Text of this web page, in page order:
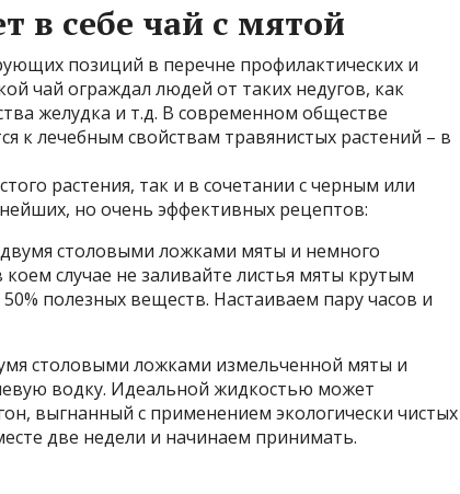
в себе чай с мятой
позиций в перечне профилактических и
чай ограждал людей от таких недугов, как
желудка и т.д. В современном обществе
лечебным свойствам травянистых растений – в
растения, так и в сочетании с черным или
но очень эффективных рецептов:
столовыми ложками мяты и немного
случае не заливайте листья мяты крутым
полезных веществ. Настаиваем пару часов и
столовыми ложками измельченной мяты и
водку. Идеальной жидкостью может
выгнанный с применением экологически чистых
две недели и начинаем принимать.